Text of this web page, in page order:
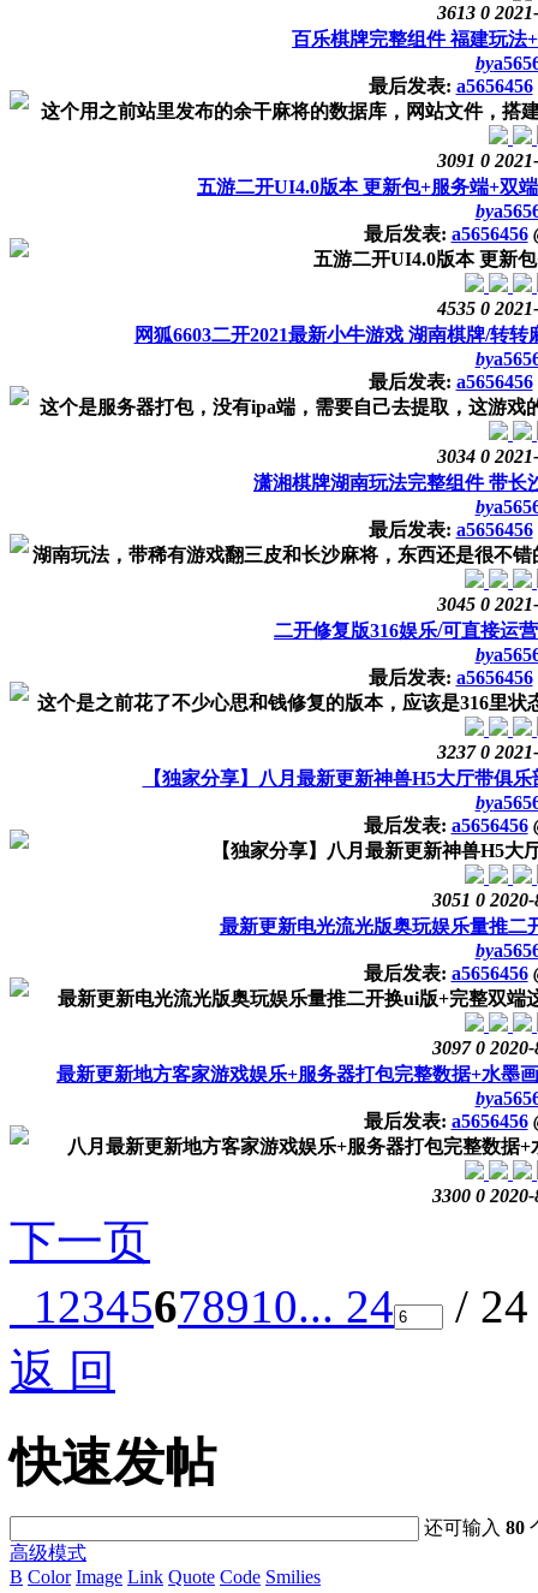
3613 0
百乐棋牌完整组件 福建玩法
by
最后发表: a5656456
这个用之前站里发布的余干麻将的数据库，网站文件，搭
3091 0
五游二开UI4.0版本 更新包+服务端+双
by
最后发表: a5656456
五游二开UI4.0版本 更新
4535 0
网狐6603二开2021最新小牛游戏 湖南棋牌/转
by
最后发表: a5656456
这个是服务器打包，没有ipa端，需要自己去提取，这游
3034 0
潇湘棋牌湖南玩法完整组件 带长
by
最后发表: a5656456
湖南玩法，带稀有游戏翻三皮和长沙麻将，东西还是很不
3045 0
二开修复版316娱乐/可直接运营
by
最后发表: a5656456
这个是之前花了不少心思和钱修复的版本，应该是316里
3237 0
【独家分享】八月最新更新神兽H5大厅带俱
by
最后发表: a5656456
【独家分享】八月最新更新神兽H5
3051 0
最新更新电光流光版奥玩娱乐量推二
by
最后发表: a5656456
最新更新电光流光版奥玩娱乐量推二开换ui版+完整双
3097 0
最新更新地方客家游戏娱乐+服务器打包完整数据+水墨
by
最后发表: a5656456
八月最新更新地方客家游戏娱乐+服务器打包完整数据
3300 0
下一页
12345678910... 24
/
返 回
快速发帖
还可输入80
高级模式
B Color Image Link Quote Code Smilies